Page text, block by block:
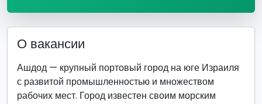
О вакансии
Ашдод — крупный портовый город на юге Израиля
с развитой промышленностью и множеством
рабочих мест. Город известен своим морским